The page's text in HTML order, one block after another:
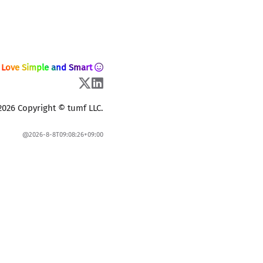
Love Simple and Smart
Copyright © tumf LLC.
@2026-8-8T09:08:26+09:00